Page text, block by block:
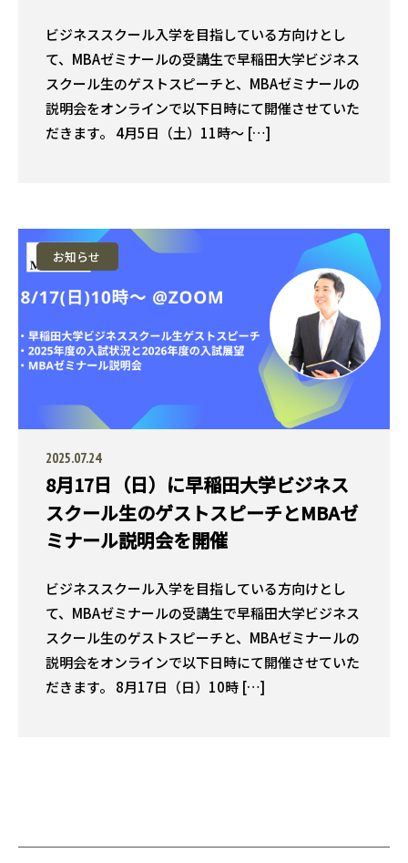
ビジネススクール入学を目指している方向けとし
て、MBAゼミナールの受講生で早稲田大学ビジネス
スクール生のゲストスピーチと、MBAゼミナールの
説明会をオンラインで以下日時にて開催させていた
だきます。 4月5日（土）11時〜 […]
お知らせ
2025.07.24
8月17日（日）に早稲田大学ビジネス
スクール生のゲストスピーチとMBAゼ
ミナール説明会を開催
ビジネススクール入学を目指している方向けとし
て、MBAゼミナールの受講生で早稲田大学ビジネス
スクール生のゲストスピーチと、MBAゼミナールの
説明会をオンラインで以下日時にて開催させていた
だきます。 8月17日（日）10時 […]